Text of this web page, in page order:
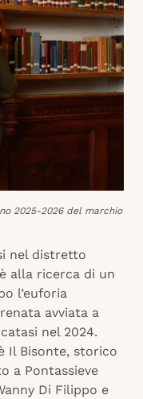
2025-2026 del marchio
nel distretto
alla ricerca di un
l’euforia
avviata a
nel 2024.
Il Bisonte, storico
a Pontassieve
Di Filippo e